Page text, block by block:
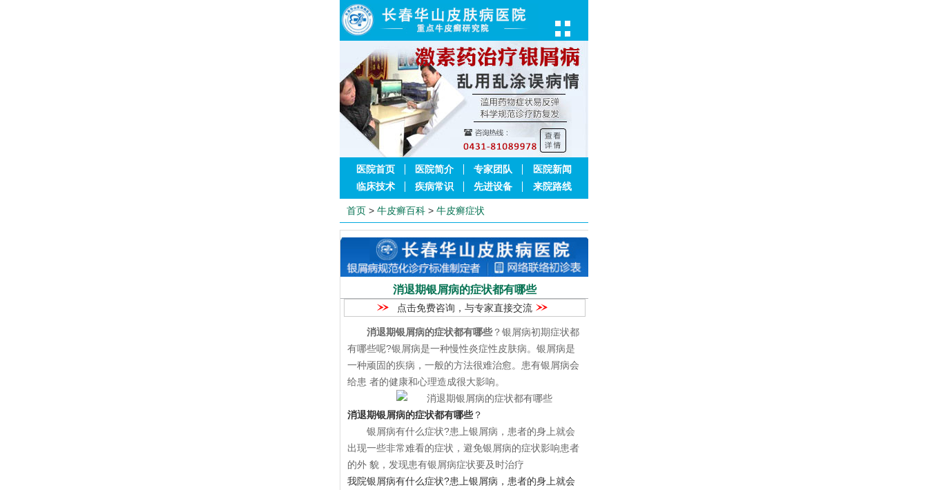
医院首页 医院简介 专家团队
医院新闻
临床技术
疾病常识 先进设备 来院路线
首页 > 牛皮癣百科 > 牛皮癣症状
消退期银屑病的症状都有哪些
点击免费咨询，与专家直接交流
消退期银屑病的症状都有哪些 ？银屑病初期症状都
有哪些呢?银屑病是一种慢性炎症性皮肤病。银屑病是
一种顽固的疾病，一般的方法很难治愈。患有银屑病会
给患 者的健康和心理造成很大影响。
消退期银屑病的症状都有哪些？
银屑病有什么症状?患上银屑病，患者的身上就会
出现一些非常难看的症状，避免银屑病的症状影响患者
的外 貌，发现患有银屑病症状要及时治疗
我院银屑病有什么症状?患上银屑病，患者的身上就会